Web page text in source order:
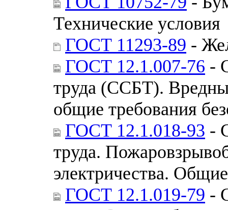
Технические условия
ГОСТ 11293-89 -
ГОСТ 12.1.007-76 -
труда (ССБТ).
общие требования
ГОСТ 12.1.018-93 -
труда.
электричества.
ГОСТ 12.1.019-79 -